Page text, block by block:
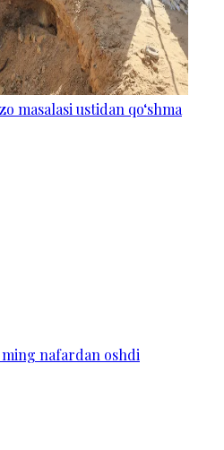
masalasi ustidan qo‘shma
ming nafardan oshdi